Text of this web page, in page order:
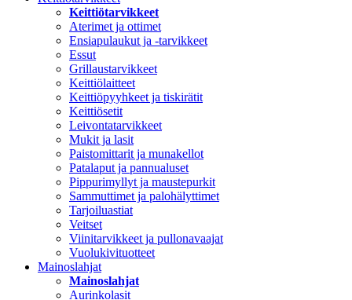
Keittiötarvikkeet
Aterimet ja ottimet
Ensiapulaukut ja -tarvikkeet
Essut
Grillaustarvikkeet
Keittiölaitteet
Keittiöpyyhkeet ja tiskirätit
Keittiösetit
Leivontatarvikkeet
Mukit ja lasit
Paistomittarit ja munakellot
Patalaput ja pannualuset
Pippurimyllyt ja maustepurkit
Sammuttimet ja palohälyttimet
Tarjoiluastiat
Veitset
Viinitarvikkeet ja pullonavaajat
Vuolukivituotteet
Mainoslahjat
Mainoslahjat
Aurinkolasit